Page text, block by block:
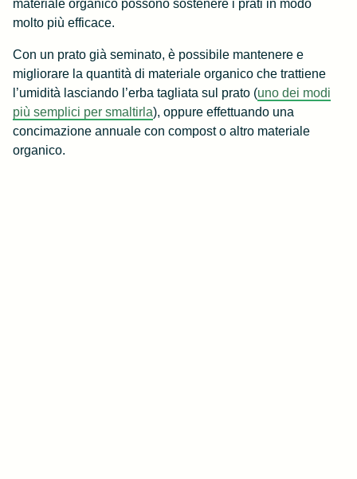
materiale organico possono sostenere i prati in modo
molto più efficace.
Con un prato già seminato, è possibile mantenere e
migliorare la quantità di materiale organico che trattiene
l’umidità lasciando l’erba tagliata sul prato (uno dei modi
più semplici per smaltirla), oppure effettuando una
concimazione annuale con compost o altro materiale
organico.